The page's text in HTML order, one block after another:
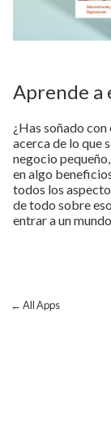
Aprende a
¿Has soñado
acerca de lo que
negocio
en algo
todos los
de todo sobre
entrar a un
← All Apps